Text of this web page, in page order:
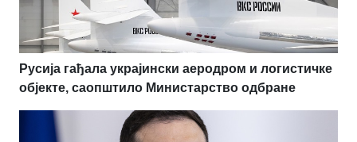
Русија гађала украјински аеродром и логистичке
објекте, саопштило Министарство одбране